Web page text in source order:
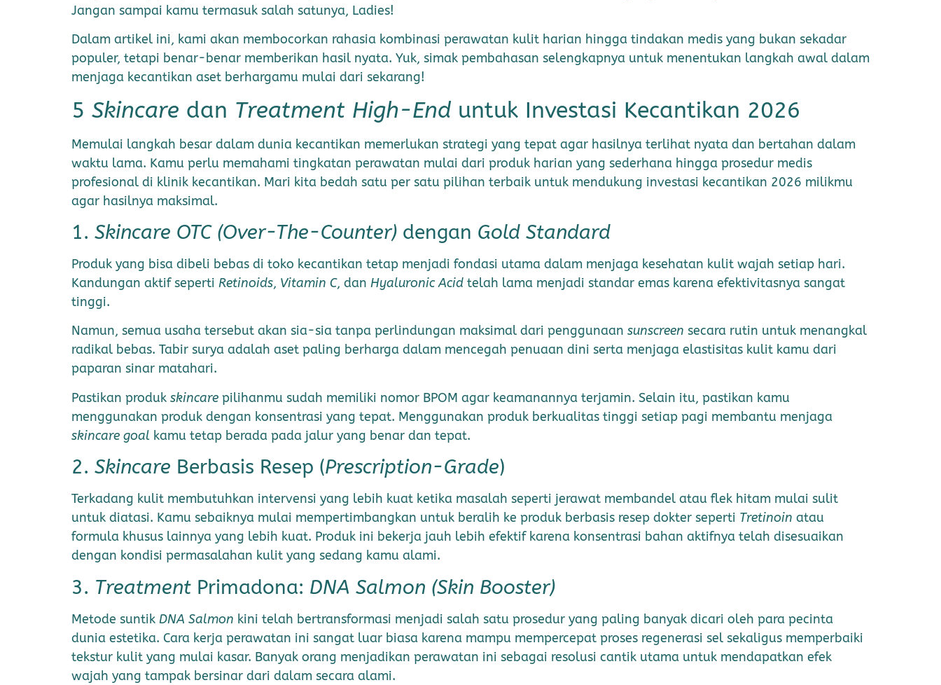
Jangan sampai kamu termasuk salah satunya, Ladies!
Dalam artikel ini, kami akan membocorkan rahasia kombinasi perawatan kulit harian hingga tindakan medis yang bukan sekadar
populer, tetapi benar-benar memberikan hasil nyata. Yuk, simak pembahasan selengkapnya untuk menentukan langkah awal dalam
menjaga kecantikan aset berhargamu mulai dari sekarang!
5 Skincare dan Treatment High-Enduntuk Investasi Kecantikan 2026
Memulai langkah besar dalam dunia kecantikan memerlukan strategi yang tepat agar hasilnya terlihat nyata dan bertahan dalam
waktu lama. Kamu perlu memahami tingkatan perawatan mulai dari produk harian yang sederhana hingga prosedur medis
profesional di klinik kecantikan. Mari kita bedah satu per satu pilihan terbaik untuk mendukung investasi kecantikan 2026 milikmu
agar hasilnya maksimal.
1. Skincare OTC (Over-The-Counter) dengan Gold Standard
Produk yang bisa dibeli bebas di toko kecantikan tetap menjadi fondasi utama dalam menjaga kesehatan kulit wajah setiap hari.
Kandungan aktif seperti Retinoids, Vitamin C, dan Hyaluronic Acid telah lama menjadi standar emas karena efektivitasnya sangat
tinggi.
Namun, semua usaha tersebut akan sia-sia tanpa perlindungan maksimal dari penggunaan sunscreen secara rutin untuk menangkal
radikal bebas. Tabir surya adalah aset paling berharga dalam mencegah penuaan dini serta menjaga elastisitas kulit kamu dari
paparan sinar matahari.
Pastikan produk skincare pilihanmu sudah memiliki nomor BPOM agar keamanannya terjamin. Selain itu, pastikan kamu
menggunakan produk dengan konsentrasi yang tepat. Menggunakan produk berkualitas tinggi setiap pagi membantu menjaga
skincare goal kamu tetap berada pada jalur yang benar dan tepat.
2. Skincare Berbasis Resep (Prescription-Grade)
Terkadang kulit membutuhkan intervensi yang lebih kuat ketika masalah seperti jerawat membandel atau flek hitam mulai sulit
untuk diatasi. Kamu sebaiknya mulai mempertimbangkan untuk beralih ke produk berbasis resep dokter seperti Tretinoin atau
formula khusus lainnya yang lebih kuat. Produk ini bekerja jauh lebih efektif karena konsentrasi bahan aktifnya telah disesuaikan
dengan kondisi permasalahan kulit yang sedang kamu alami.
3. Treatment Primadona: DNA Salmon (Skin Booster)
Metode suntik DNA Salmon kini telah bertransformasi menjadi salah satu prosedur yang paling banyak dicari oleh para pecinta
dunia estetika. Cara kerja perawatan ini sangat luar biasa karena mampu mempercepat proses regenerasi sel sekaligus memperbaiki
tekstur kulit yang mulai kasar. Banyak orang menjadikan perawatan ini sebagai resolusi cantik utama untuk mendapatkan efek
wajah yang tampak bersinar dari dalam secara alami.